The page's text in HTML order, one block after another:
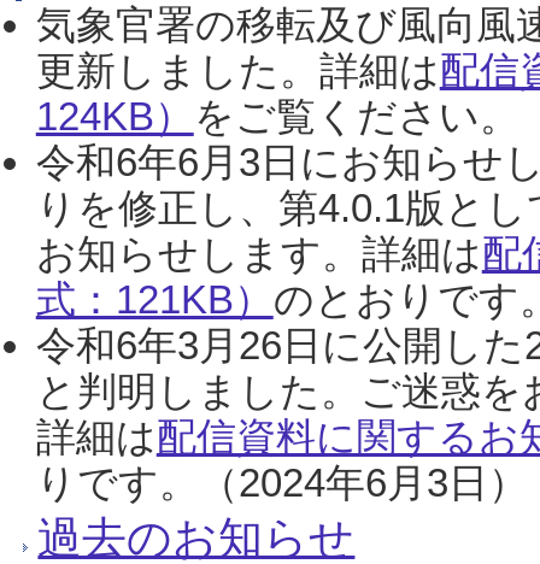
気象官署の移転及び風向風
更新しました。詳細は配信
124KB） をご覧ください。
令和6年6月3日にお知らせ
りを修正し、第4.0.1版と
お知らせします。詳細は配
式：121KB） のとおりです
令和6年3月26日に公開し
と判明しました。ご迷惑
詳細は配信資料に関するお
りです。（2024年6月3日）
過去のお知らせ